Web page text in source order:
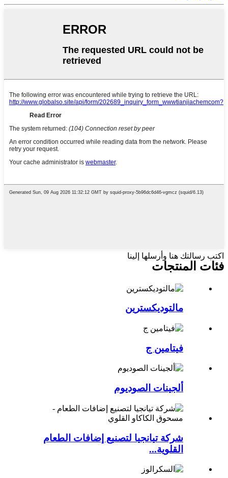
اكتب رسالتك هنا وأرسلها إلينا
فئات المنتجات
مالتوديكسترين
فيتامين ج
ألجينات الصوديوم
شركة تيانجيا لتصنيع إضافات الطعام
القلوية...